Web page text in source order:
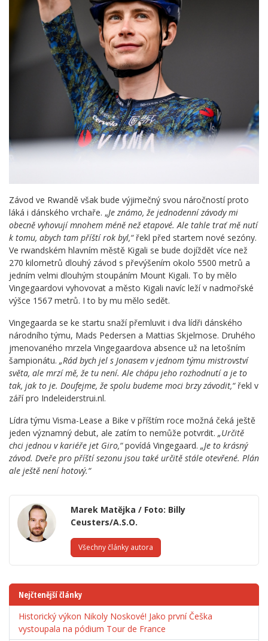
Závod ve Rwandě však bude výjimečný svou náročností proto
láká i dánského vrchaře. „Je známo, že jednodenní závody mi
obecně vyhovují mnohem méně než etapové. Ale tahle trať mě nutí
k tomu, abych tam příští rok byl,“řekl před startem nové sezóny.
Ve rwandském hlavním městě Kigali se bude dojíždět více než
270 kilometrů dlouhý závod s převýšením okolo 5500 metrů a
jedním velmi dlouhým stoupáním Mount Kigali. To by mělo
Vingegaardovi vyhovovat a město Kigali navíc leží v nadmořské
výšce 1567 metrů. I to by mu mělo sedět.
Vingegaarda se ke startu snaží přemluvit i dva lídři dánského
národního týmu, Mads Pedersen a Mattias Skjelmose. Druhého
jmenovaného mrzela Vingegaardova absence už na letošním
šampionátu. „Rád bych jel s Jonasem v jednom týmu mistrovství
světa, ale mrzí mě, že tu není. Ale chápu jeho rozhodnutí a je to
tak, jak to je. Doufejme, že spolu budeme moci brzy závodit,“řekl v
září pro Indeleiderstrui.nl.
Lídra týmu Visma-Lease a Bike v příštím roce možná čeká ještě
jeden významný debut, ale zatím to nemůže potvrdit. „Určitě
chci jednou v kariéře jet Giro,“povídá Vingegaard. „Je to krásný
závod. Dveře pro příští sezonu jsou také určitě stále otevřené. Plán
ale ještě není hotový.“
Marek Matějka / Foto: Billy
Ceusters/A.S.O.
Všechny články autora
Nejčtenější články
Historický výkon Nikoly Noskové! Jako první Češka
vystoupala na pódium Tour de France